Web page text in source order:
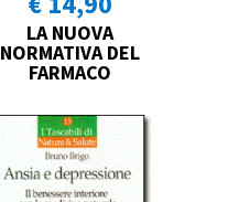
LA NUOVA
NORMATIVA DEL
FARMACO